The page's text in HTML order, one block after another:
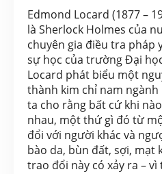
Edmond Locard (1877 –
là Sherlock Holmes của
chuyên gia điều tra pháp
sự học của trường Đại
Locard phát biểu một
thành kim chỉ nam
ta cho rằng bất cứ khi
nhau, một thứ gì đó từ
đổi với người khác và
bào da, bùn đất, sợi, mạt
trao đổi này có xảy ra –